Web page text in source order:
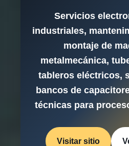
Servicios
industriales,
montaje de
metalmecánica,
tableros eléctricos,
bancos de
técnicas para
Visitar sitio